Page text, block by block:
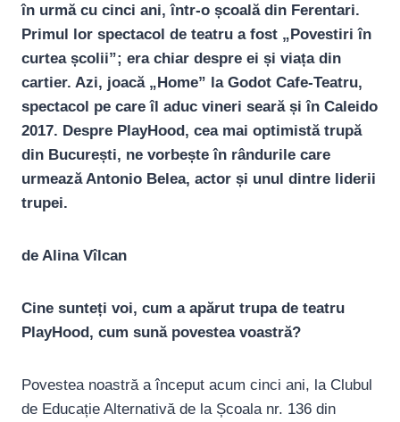
în urmă cu cinci ani, într-o școală din Ferentari.
Primul lor spectacol de teatru a fost „Povestiri în
curtea școlii”; era chiar despre ei și viața din
cartier. Azi, joacă „Home” la Godot Cafe-Teatru,
spectacol pe care îl aduc vineri seară și în Caleido
2017. Despre PlayHood, cea mai optimistă trupă
din București, ne vorbește în rândurile care
urmează Antonio Belea, actor și unul dintre liderii
trupei.
de Alina Vîlcan
Cine sunteți voi, cum a apărut trupa de teatru
PlayHood, cum sună povestea voastră?
Povestea noastră a început acum cinci ani, la Clubul
de Educație Alternativă de la Școala nr. 136 din